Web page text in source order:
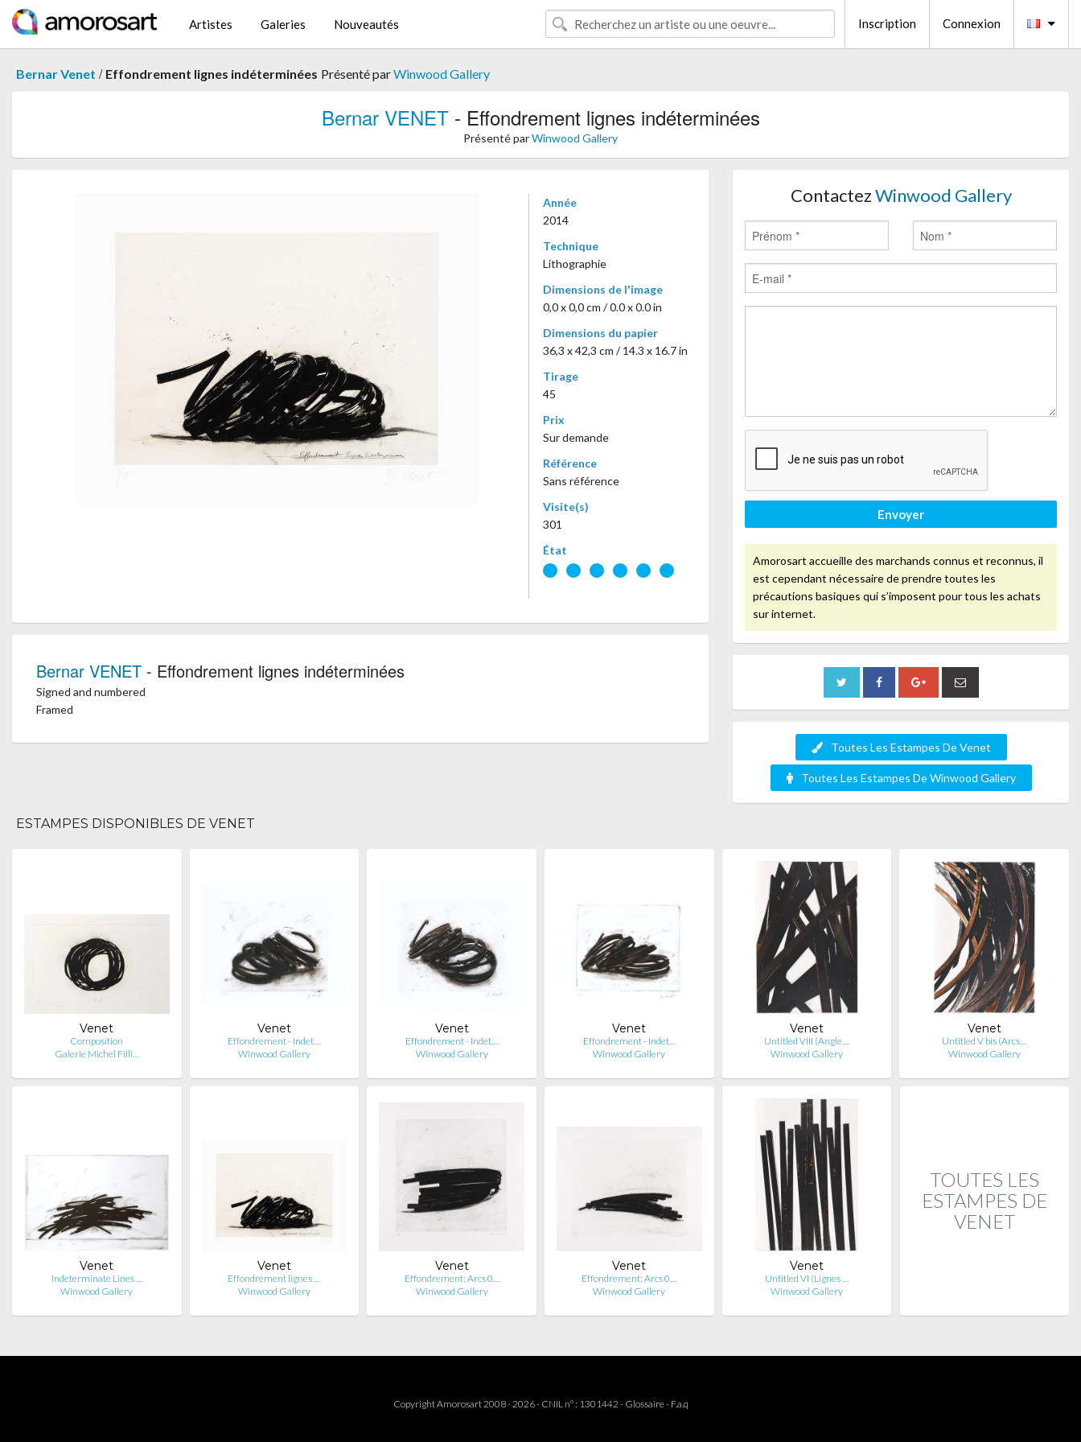
Artistes Galeries Nouveautés Inscription Connexion
Bernar Venet / Effondrement lignes indéterminées Présenté parWinwood Gallery
Bernar VENET- Effondrement lignes indéterminées
Présenté parWinwood Gallery
Année
2014
Technique
Lithographie
Dimensions de l'image
0,0 x 0,0 cm / 0.0 x 0.0 in
Dimensions du papier
36,3 x 42,3 cm / 14.3 x 16.7 in
Tirage
45
Prix
Sur demande
Référence
Sans référence
Visite(s)
301
État
Bernar VENET - Effondrement lignes indéterminées
Signed and numbered
Framed
ContactezWinwood Gallery
Envoyer
Amorosart accueille des marchands connus et reconnus, il
est cependant nécessaire de prendre toutes les
précautions basiques qui s’imposent pour tous les achats
sur internet.
Toutes Les Estampes De Venet
Toutes Les Estampes De Winwood Gallery
ESTAMPES DISPONIBLES DE VENET
Venet
Composition
Galerie Michel Filli…
Venet
Effondrement - Indet…
Winwood Gallery
Venet
Effondrement - Indet…
Winwood Gallery
Venet
Effondrement - Indet…
Winwood Gallery
Venet
Untitled VIII (Angle…
Winwood Gallery
Venet
Untitled V bis (Arcs…
Winwood Gallery
Venet
Indeterminate Lines …
Winwood Gallery
Venet
Effondrement lignes …
Winwood Gallery
Venet
Effondrement: Arcs 0…
Winwood Gallery
Venet
Effondrement: Arcs 0…
Winwood Gallery
Venet
Untitled VI (Lignes …
Winwood Gallery
TOUTES LES
ESTAMPES DE
VENET
Copyright Amorosart 2008 - 2026 - CNIL n° : 1301442 - Glossaire- F.a.q